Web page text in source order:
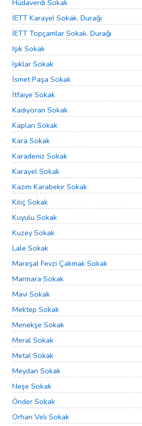
Hüdaverdi Sokak
İETT Karayel Sokak. Durağı
İETT Topçamlar Sokak. Durağı
Işık Sokak
Işıklar Sokak
İsmet Paşa Sokak
İtfaiye Sokak
Kadıyoran Sokak
Kaplan Sokak
Kara Sokak
Karadeniz Sokak
Karayel Sokak
Kazım Karabekir Sokak
Kılıç Sokak
Kuyulu Sokak
Kuzey Sokak
Lale Sokak
Mareşal Fevzi Çakmak Sokak
Marmara Sokak
Mavi Sokak
Mektep Sokak
Menekşe Sokak
Meral Sokak
Metal Sokak
Meydan Sokak
Neşe Sokak
Önder Sokak
Orhan Veli Sokak